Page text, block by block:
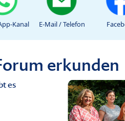
Kanal E-Mail / Telefon
erkunden
es